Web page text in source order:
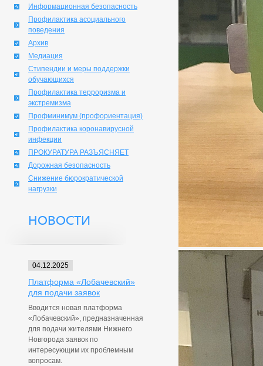
Информационная безопасность
Профилактика асоциального
поведения
Архив
Медиация
Стипендии и меры поддержки
обучающихся
Профилактика терроризма и
экстремизма
Профминимум (профориентация)
Профилактика коронавирусной
инфекции
ПРОКУРАТУРА РАЗЪЯСНЯЕТ
Дорожная безопасность
Снижение бюрократической
нагрузки
НОВОСТИ
04.12.2025
Платформа «Лобачевский»
для подачи заявок
Вводится новая платформа
«Лобачевский», предназначенная
для подачи жителями Нижнего
Новгорода заявок по
интересующим их проблемным
вопросам.